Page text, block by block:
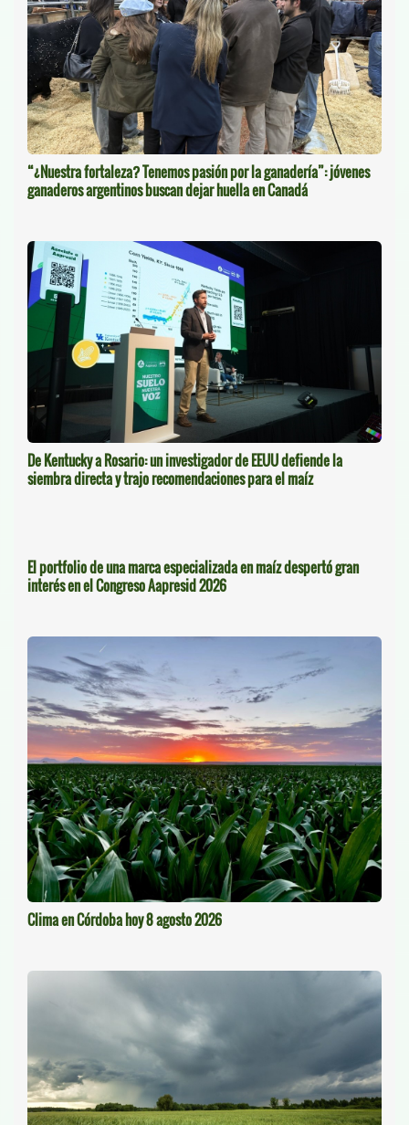
“¿Nuestra fortaleza? Tenemos pasión por la ganadería”: jóvenes
ganaderos argentinos buscan dejar huella en Canadá
De Kentucky a Rosario: un investigador de EEUU defiende la
siembra directa y trajo recomendaciones para el maíz
El portfolio de una marca especializada en maíz despertó gran
interés en el Congreso Aapresid 2026
Clima en Córdoba hoy 8 agosto 2026